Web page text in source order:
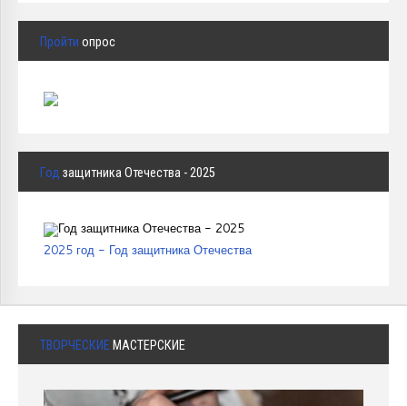
Пройти опрос
Год защитника Отечества - 2025
2025 год - Год защитника Отечества
ТВОРЧЕСКИЕ МАСТЕРСКИЕ